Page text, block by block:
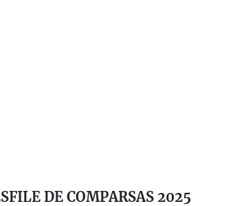
DE COMPARSAS 2025